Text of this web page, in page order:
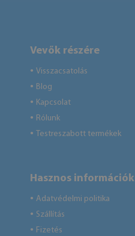
Vevők részére
● Visszacsatolás
● Blog
● Kapcsolat
● Rólunk
● Testreszabott termékek
Hasznos információk
● Adatvédelmi politika
● Szállítás
● Fizetés